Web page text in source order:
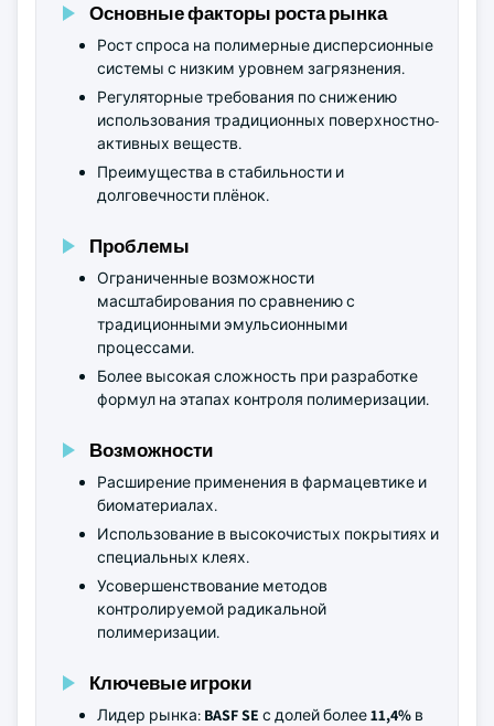
Основные факторы роста рынка
Рост спроса на полимерные дисперсионные
системы с низким уровнем загрязнения.
Регуляторные требования по снижению
использования традиционных поверхностно-
активных веществ.
Преимущества в стабильности и
долговечности плёнок.
Проблемы
Ограниченные возможности
масштабирования по сравнению с
традиционными эмульсионными
процессами.
Более высокая сложность при разработке
формул на этапах контроля полимеризации.
Возможности
Расширение применения в фармацевтике и
биоматериалах.
Использование в высокочистых покрытиях и
специальных клеях.
Усовершенствование методов
контролируемой радикальной
полимеризации.
Ключевые игроки
Лидер рынка: BASF SE с долей более11,4% в